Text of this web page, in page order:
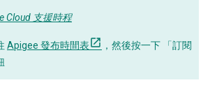
Cloud 支援時程
Apigee 發布時間表
，然後按一下 「訂閱